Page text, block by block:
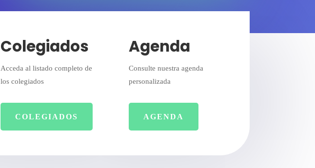
Colegiados
Acceda al listado completo de
los colegiados
COLEGIADOS
Agenda
Consulte nuestra agenda
personalizada
AGENDA